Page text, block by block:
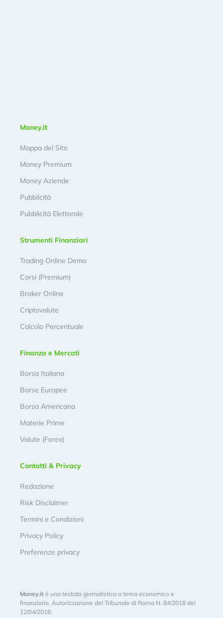
Money.it
Mappa del Sito
Money Premium
Money Aziende
Pubblicità
Pubblicità Elettorale
Strumenti Finanziari
Trading Online Demo
Corsi (Premium)
Broker Online
Criptovalute
Calcolo Percentuale
Finanza e Mercati
Borsa Italiana
Borse Europee
Borsa Americana
Materie Prime
Valute (Forex)
Contatti & Privacy
Redazione
Risk Disclaimer
Termini e Condizioni
Privacy Policy
Preferenze privacy
Money.it è una testata giornalistica a tema economico e
finanziario. Autorizzazione del Tribunale di Roma N. 84/2018 del
12/04/2018.